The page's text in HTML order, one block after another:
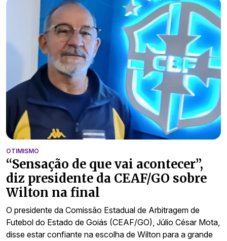
OTIMISMO
“Sensação de que vai acontecer”,
diz presidente da CEAF/GO sobre
Wilton na final
O presidente da Comissão Estadual de Arbitragem de
Futebol do Estado de Goiás (CEAF/GO), Júlio César Mota,
disse estar confiante na escolha de Wilton para a grande